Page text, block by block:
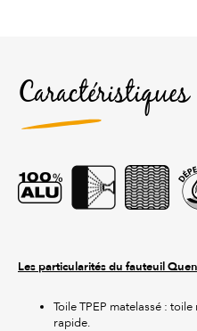
Caractéristiques
Les particularités du fauteuil
Toile TPEP matelassé :
rapide.